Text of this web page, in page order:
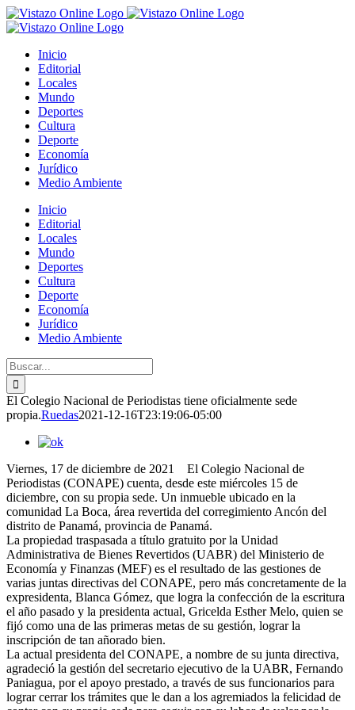
Saltar
al
Inicio
Editorial
Locales
Mundo
Deportes
Cultura
Deporte
Economía
Jurídico
Medio Ambiente
Inicio
Editorial
Locales
Mundo
Deportes
Cultura
Deporte
Economía
Jurídico
Medio Ambiente
Buscar:
El Colegio Nacional de Periodistas tiene oficialmente sede
propia.Ruedas2021-12-16T23:19:06-05:00
Viernes, 17 de diciembre de 2021 El Colegio Nacional de
Periodistas (CONAPE) cuenta, desde este miércoles 15 de
diciembre, con su propia sede. Un inmueble ubicado en la
comunidad La Boca, área revertida del corregimiento Ancón del
distrito de Panamá, provincia de Panamá.
La propiedad traspasada a título gratuito por la Unidad
Administrativa de Bienes Revertidos (UABR) del Ministerio de
Economía y Finanzas (MEF) es el resultado de las gestiones de
varias juntas directivas del CONAPE, pero más concretamente de la
expresidenta, Blanca Gómez, que logra la confección de la escritura
el año pasado y la presidenta actual, Gricelda Esther Melo, quien se
fijó como una de las primeras metas de su gestión, lograr la
inscripción de tan añorado bien.
La actual presidenta del CONAPE, a nombre de su junta directiva,
agradeció la gestión del secretario ejecutivo de la UABR, Fernando
Paniagua, por el apoyo prestado, a través de sus funcionarios para
lograr cerrar los trámites que le dan a los agremiados la felicidad de